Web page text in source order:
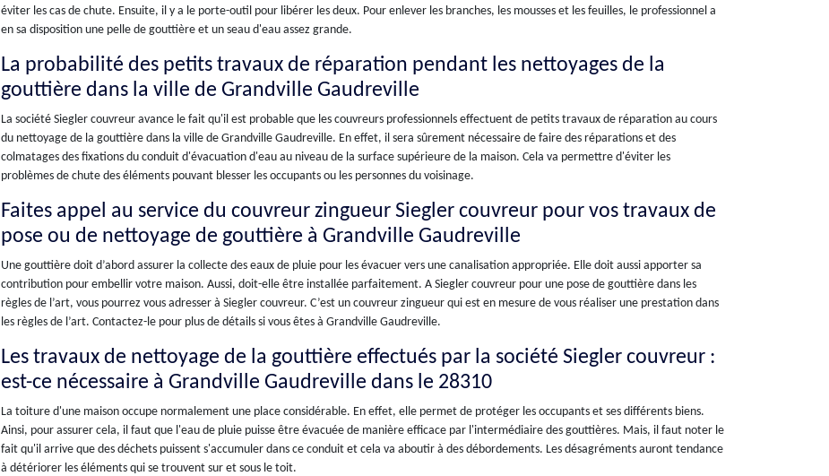
éviter les cas de chute. Ensuite, il y a le porte-outil pour libérer les deux. Pour enlever les branches, les mousses et les feuilles, le professionnel a
en sa disposition une pelle de gouttière et un seau d'eau assez grande.
La probabilité des petits travaux de réparation pendant les nettoyages de la
gouttière dans la ville de Grandville Gaudreville
La société Siegler couvreur avance le fait qu'il est probable que les couvreurs professionnels effectuent de petits travaux de réparation au cours
du nettoyage de la gouttière dans la ville de Grandville Gaudreville. En effet, il sera sûrement nécessaire de faire des réparations et des
colmatages des fixations du conduit d'évacuation d'eau au niveau de la surface supérieure de la maison. Cela va permettre d'éviter les
problèmes de chute des éléments pouvant blesser les occupants ou les personnes du voisinage.
Faites appel au service du couvreur zingueur Siegler couvreur pour vos travaux de
pose ou de nettoyage de gouttière à Grandville Gaudreville
Une gouttière doit d’abord assurer la collecte des eaux de pluie pour les évacuer vers une canalisation appropriée. Elle doit aussi apporter sa
contribution pour embellir votre maison. Aussi, doit-elle être installée parfaitement. A Siegler couvreur pour une pose de gouttière dans les
règles de l’art, vous pourrez vous adresser à Siegler couvreur. C’est un couvreur zingueur qui est en mesure de vous réaliser une prestation dans
les règles de l’art. Contactez-le pour plus de détails si vous êtes à Grandville Gaudreville.
Les travaux de nettoyage de la gouttière effectués par la société Siegler couvreur :
est-ce nécessaire à Grandville Gaudreville dans le 28310
La toiture d'une maison occupe normalement une place considérable. En effet, elle permet de protéger les occupants et ses différents biens.
Ainsi, pour assurer cela, il faut que l'eau de pluie puisse être évacuée de manière efficace par l'intermédiaire des gouttières. Mais, il faut noter le
fait qu'il arrive que des déchets puissent s'accumuler dans ce conduit et cela va aboutir à des débordements. Les désagréments auront tendance
à détériorer les éléments qui se trouvent sur et sous le toit.